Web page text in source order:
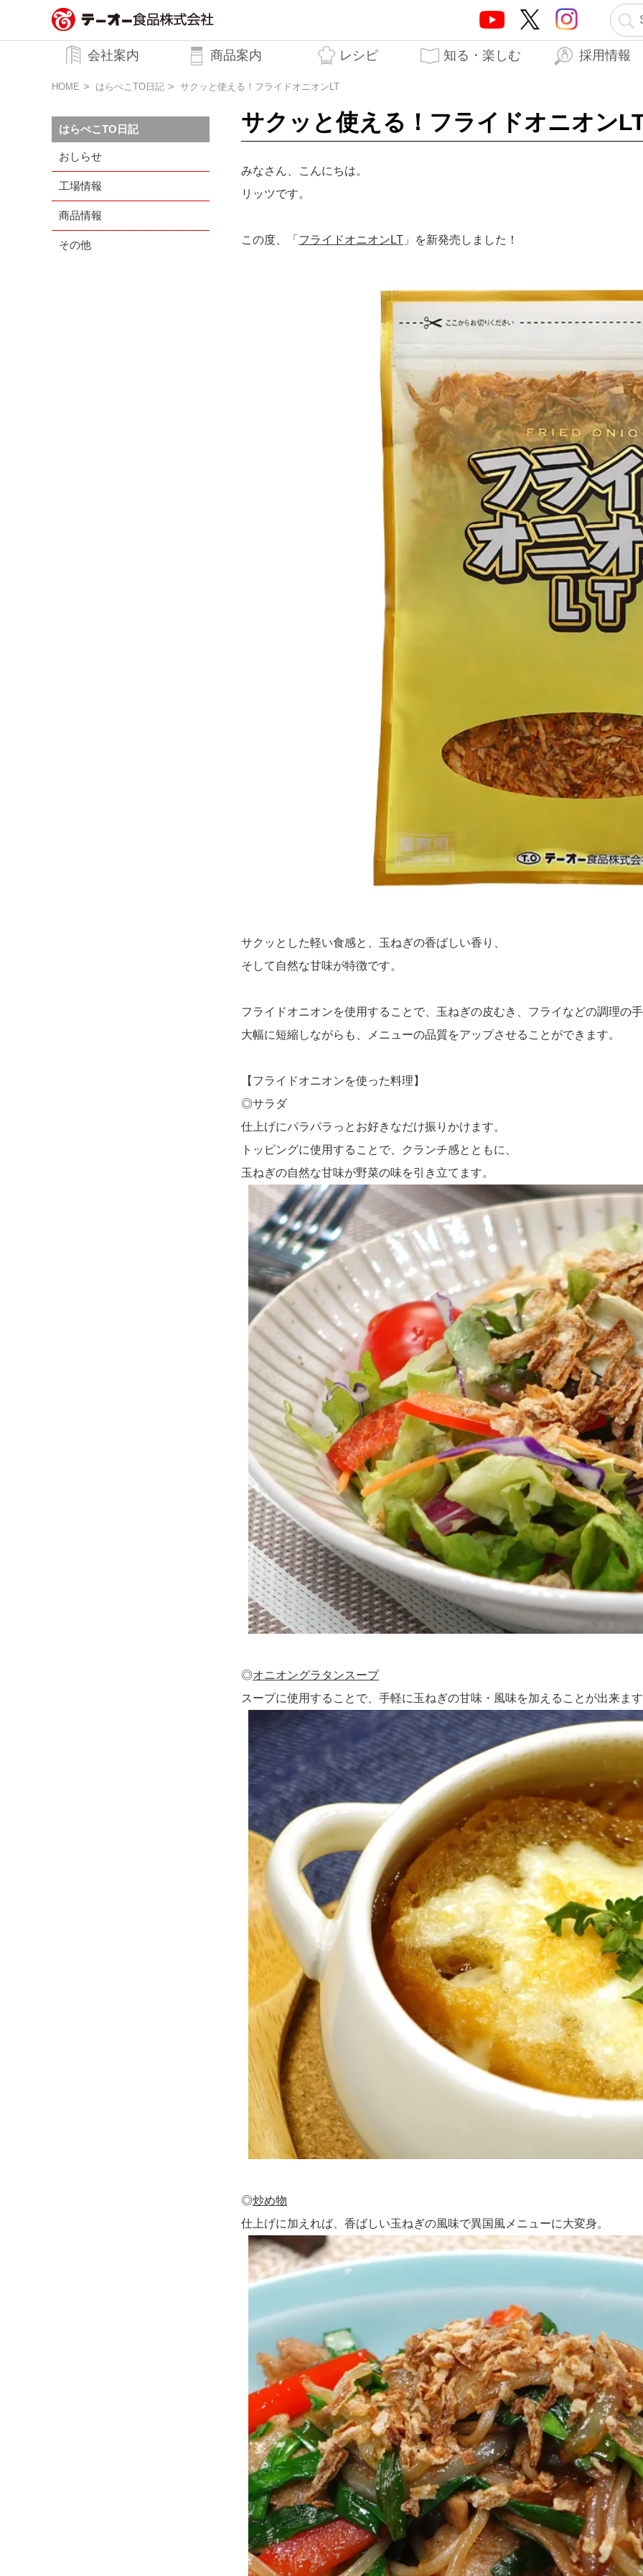
務用調味料・香辛料メーカーのテーオ
ー食品株式会社
会社案内 商品案内 レシピ 知る・楽しむ 採用情報
HOME はらぺこTO日記 サクッと使える！フライドオニオンLT
はらぺこTO日記
おしらせ
工場情報
商品情報
その他
サクッと使える！フライドオニオン
みなさん、こんにちは。
リッツです。
この度、「 フライドオニオンLT 」を新発売しました！
サクッとした軽い食感と、玉ねぎの香ばしい香り、
そして自然な甘味が特徴です。
フライドオニオンを使用することで、玉ねぎの皮むき、フライなどの調理の
大幅に短縮しながらも、メニューの品質をアップさせることができます。
【フライドオニオンを使った料理】
◎サラダ
仕上げにパラパラっとお好きなだけ振りかけます。
トッピングに使用することで、クランチ感とともに、
玉ねぎの自然な甘味が野菜の味を引き立てます。
◎オニオングラタンスープ
スープに使用することで、手軽に玉ねぎの甘味・風味を加えることが出来ま
◎炒め物
仕上げに加えれば、香ばしい玉ねぎの風味で異国風メニューに大変身。